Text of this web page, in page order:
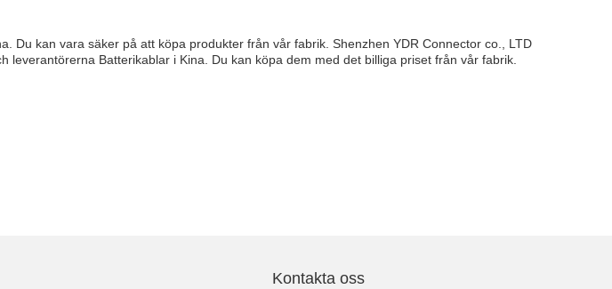
Du kan vara säker på att köpa produkter från vår fabrik. Shenzhen YDR Connector co., LTD
leverantörerna Batterikablar i Kina. Du kan köpa dem med det billiga priset från vår fabrik.
Kontakta oss